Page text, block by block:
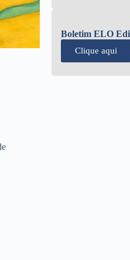
Boletim ELO
Clique aqui